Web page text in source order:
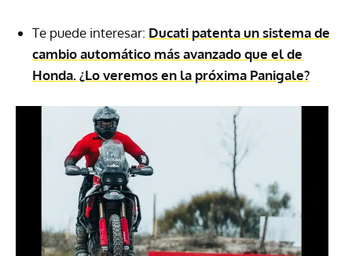
Te puede interesar: Ducati patenta un sistema de
cambio automático más avanzado que el de
Honda. ¿Lo veremos en la próxima Panigale?